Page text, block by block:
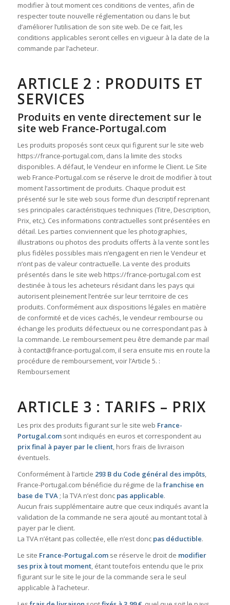
modifier à tout moment ces conditions de ventes, afin de
respecter toute nouvelle réglementation ou dans le but
d’améliorer l’utilisation de son site web. De ce fait, les
conditions applicables seront celles en vigueur à la date de la
commande par l’acheteur.
ARTICLE 2 : PRODUITS ET
SERVICES
Produits en vente directement sur le
site web France-Portugal.com
Les produits proposés sont ceux qui figurent sur le site web
https://france-portugal.com, dans la limite des stocks
disponibles. A défaut, le Vendeur en informe le Client. Le Site
web France-Portugal.com se réserve le droit de modifier à tout
moment l’assortiment de produits. Chaque produit est
présenté sur le site web sous forme d’un descriptif reprenant
ses principales caractéristiques techniques (Titre, Description,
Prix, etc,). Ces informations contractuelles sont présentées en
détail. Les parties conviennent que les photographies,
illustrations ou photos des produits offerts à la vente sont les
plus fidèles possibles mais n’engagent en rien le Vendeur et
n’ont pas de valeur contractuelle. La vente des produits
présentés dans le site web https://france-portugal.com est
destinée à tous les acheteurs résidant dans les pays qui
autorisent pleinement l’entrée sur leur territoire de ces
produits. Conformément aux dispositions légales en matière
de conformité et de vices cachés, le vendeur rembourse ou
échange les produits défectueux ou ne correspondant pas à
la commande. Le remboursement peu être demande par mail
à contact@france-portugal.com, il sera ensuite mis en route la
procédure de remboursement, voir l’Article 5. :
Remboursement
ARTICLE 3 : TARIFS – PRIX
Les prix des produits figurant sur le site web France-
Portugal.comsont indiqués en euros et correspondent au
prix final à payer par le client, hors frais de livraison
éventuels.
Conformément à l’article 293 B du Code général des impôts,
France-Portugal.com bénéficie du régime de la franchise en
base de TVA; la TVA n’est donc pas applicable.
Aucun frais supplémentaire autre que ceux indiqués avant la
validation de la commande ne sera ajouté au montant total à
payer par le client.
La TVA n’étant pas collectée, elle n’est donc pas déductible.
Le site France-Portugal.comse réserve le droit de modifier
ses prix à tout moment, étant toutefois entendu que le prix
figurant sur le site le jour de la commande sera le seul
applicable à l’acheteur.